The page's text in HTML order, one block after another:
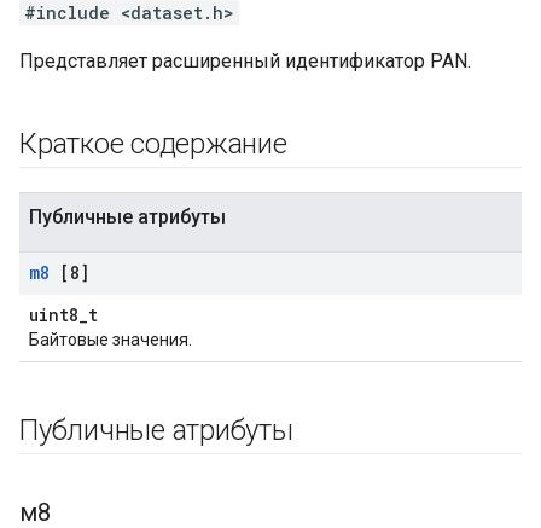
#include <dataset.h>
Представляет расширенный идентификатор PAN.
Краткое содержание
Публичные атрибуты
m8 [8]
uint8_t
Байтовые значения.
Публичные атрибуты
м8